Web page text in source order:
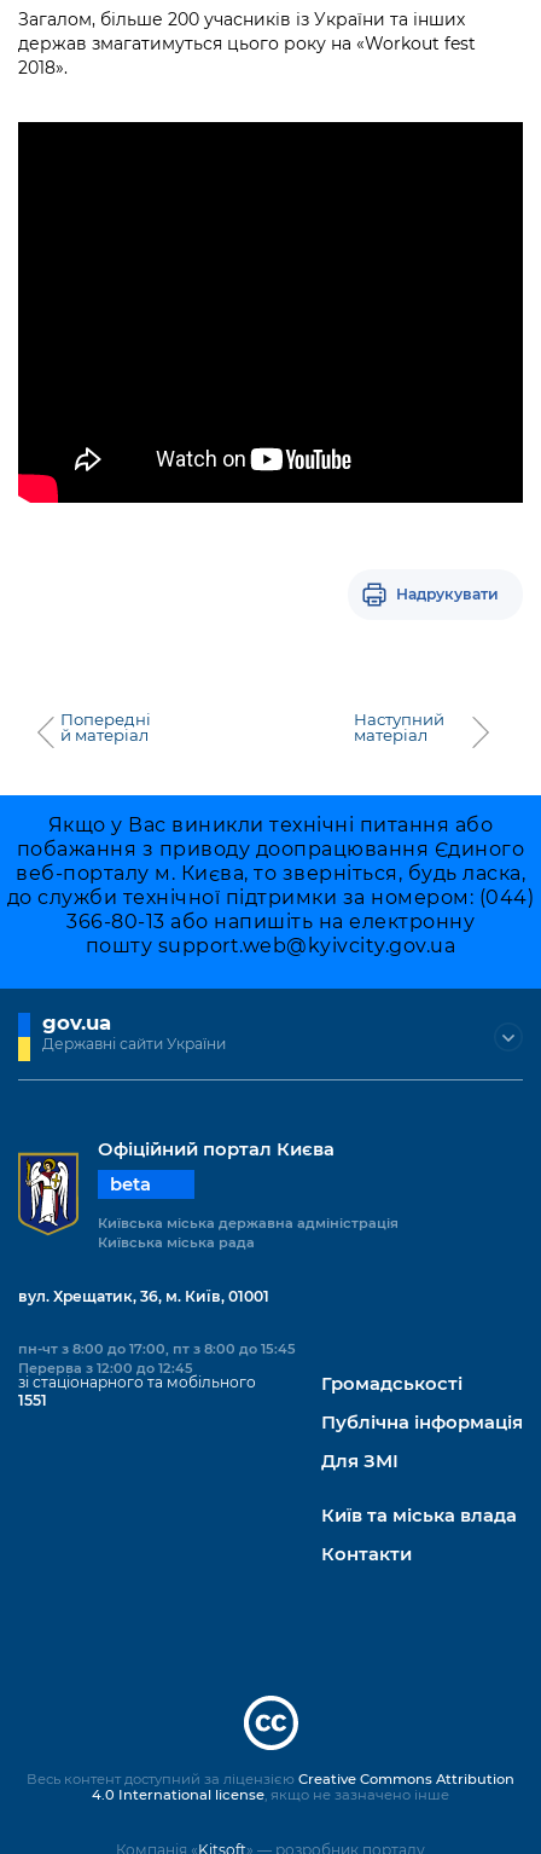
Загалом, більше 200 учасників із України та інших
держав змагатимуться цього року на «Workout fest
2018».
Надрукувати
Попередні
й матеріал
Наступний
матеріал
Якщо у Вас виникли технічні питання або
побажання з приводу доопрацювання Єдиного
веб-порталу м. Києва, то зверніться, будь ласка,
до служби технічної підтримки за номером: (044)
366-80-13 або напишіть на електронну
пошту support.web@kyivcity.gov.ua
gov.ua
Державні сайти України
Офіційний портал Києва
beta
Київська міська державна адміністрація
Київська міська рада
вул. Хрещатик, 36, м. Київ, 01001
пн-чт з 8:00 до 17:00, пт з 8:00 до 15:45
Перерва з 12:00 до 12:45
зі стаціонарного та мобільного
1551
Громадськості
Публічна інформація
Для ЗМІ
Київ та міська влада
Контакти
Компанія «Kitsoft» — розробник порталу
Весь контент доступний за ліцензією Creative Commons Attribution
4.0 International license, якщо не зазначено інше